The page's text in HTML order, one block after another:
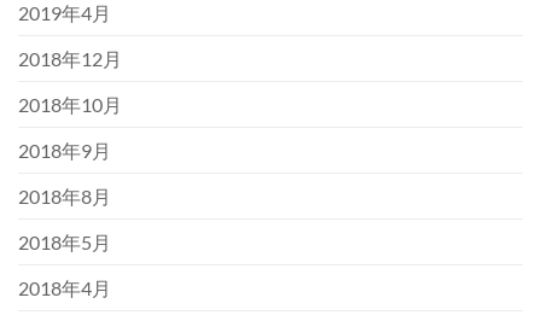
2019年4月
2018年12月
2018年10月
2018年9月
2018年8月
2018年5月
2018年4月